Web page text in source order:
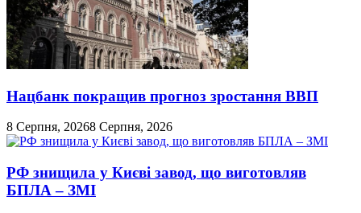
Нацбанк покращив прогноз зростання ВВП
8 Серпня, 20268 Серпня, 2026
РФ знищила у Києві завод, що виготовляв
БПЛА – ЗМІ